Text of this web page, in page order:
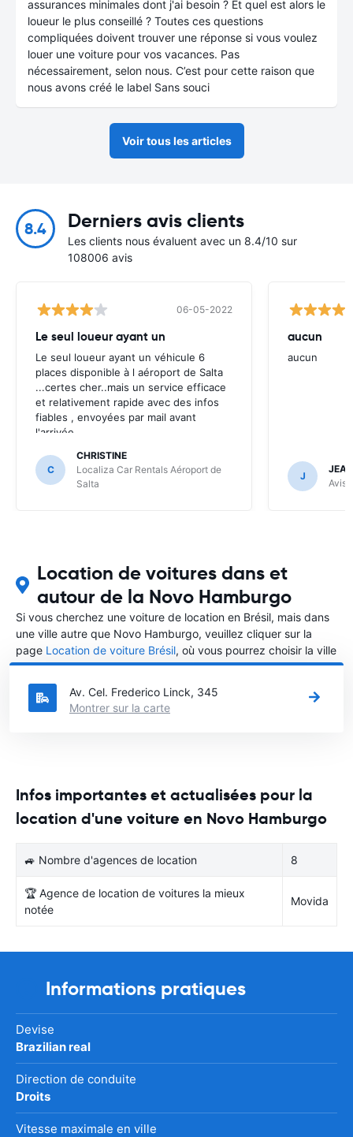
assurances minimales dont j'ai besoin ? Et quel est alors le
loueur le plus conseillé ? Toutes ces questions
compliquées doivent trouver une réponse si vous voulez
louer une voiture pour vos vacances. Pas
nécessairement, selon nous. C’est pour cette raison que
nous avons créé le label Sans souci
Voir tous les articles
8.4 Derniers avis clients
Les clients nous évaluent avec un 8.4/10 sur
108006 avis
06-05-2022
Le seul loueur ayant un
Le seul loueur ayant un véhicule 6
places disponible à l aéroport de Salta
...certes cher..mais un service efficace
et relativement rapide avec des infos
fiables , envoyées par mail avant
l'arrivée .
C
CHRISTINE
Localiza Car Rentals Aéroport de
Salta
aucun
aucun
J
Avis
Location de voitures dans et
autour de la Novo Hamburgo
Si vous cherchez une voiture de location en Brésil, mais dans
une ville autre que Novo Hamburgo, veuillez cliquer sur la
page Location de voiture Brésil, où vous pourrez choisir la ville
dans le Brésil où vous souhaitez louer une voiture.
Av. Cel. Frederico Linck, 345
Montrer sur la carte
Infos importantes et actualisées pour la
location d'une voiture en Novo Hamburgo
🚙 Nombre d'agences de location 8
🏆 Agence de location de voitures la mieux
notée
Movida
Informations pratiques
Devise
Brazilian real
Direction de conduite
Droits
Vitesse maximale en ville